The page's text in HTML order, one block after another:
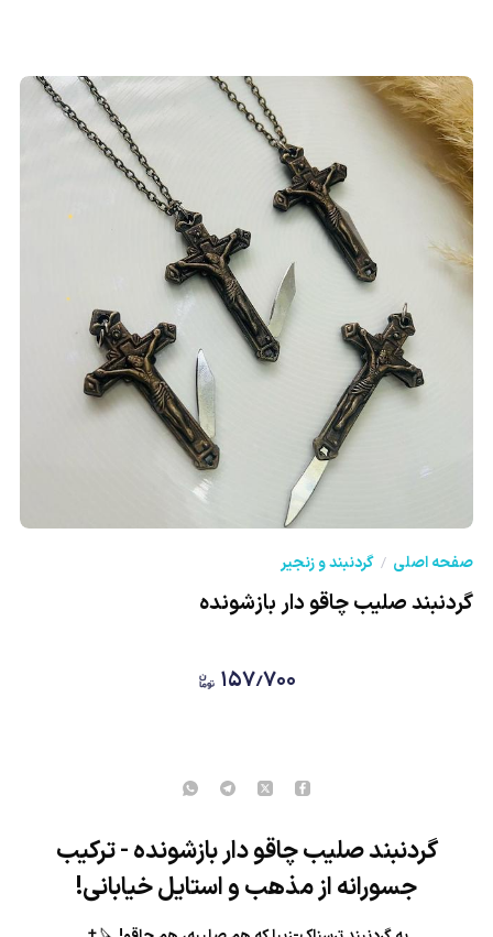
صفحه اصلی گردنبند و زنجیر
گردنبند صلیب چاقو دار بازشونده
۱۵۷٫۷۰۰
گردنبند صلیب چاقو دار بازشونده - ترکیب
جسورانه از مذهب و استایل خیابانی!